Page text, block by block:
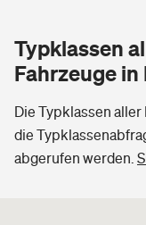
Typklassen
Fahrzeuge
Die Typklassen
die
abgerufen werden.